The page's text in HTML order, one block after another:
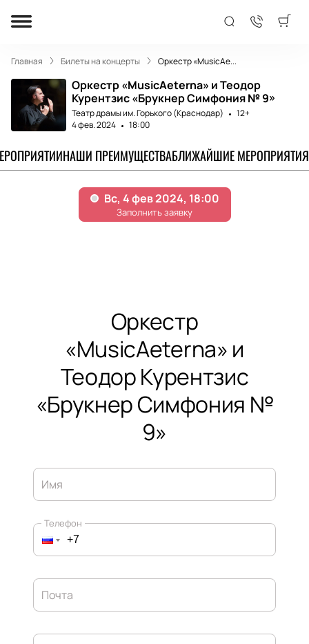
Главная Билеты на концерты Оркестр «MusicAe...
Оркестр «MusicAeterna» и Теодор
Курентзис «Брукнер Симфония № 9»
Театр драмы им. Горького (Краснодар)
12+
4 фев. 2024
18:00
НАШИ ПРЕИМУЩЕСТВАБЛИЖАЙШИЕ МЕРОПРИЯТИЯ
Оркестр
«MusicAeterna» и
Теодор Курентзис
«Брукнер Симфония №
9»
Имя
Телефон
Почта